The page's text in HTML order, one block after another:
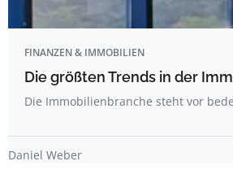
FINANZEN & IMMOBILIEN
Die größten Trends in der
Die Immobilienbranche steht vor
Daniel Weber